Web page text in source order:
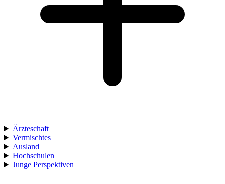
Ärzteschaft
Vermischtes
Ausland
Hochschulen
Junge Perspektiven